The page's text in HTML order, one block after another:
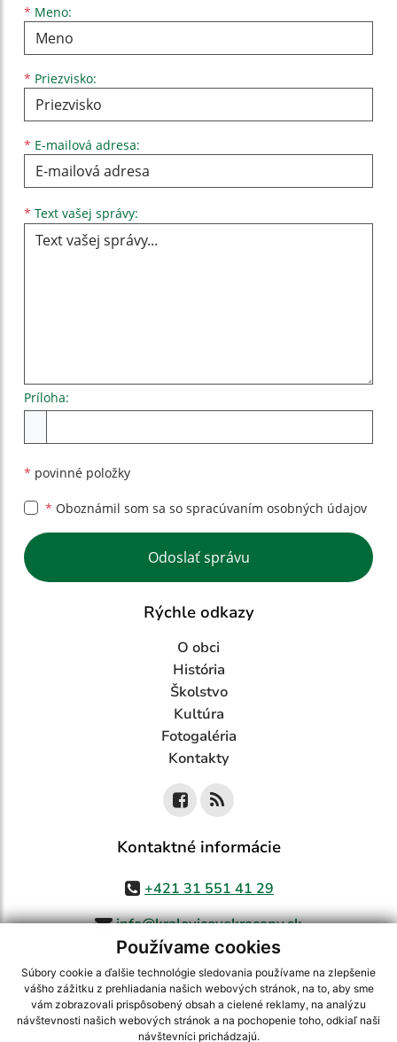
Používame cookies
Súbory cookie a ďalšie technológie sledovania používame na zlepšenie
vášho zážitku z prehliadania našich webových stránok, na to, aby sme
vám zobrazovali prispôsobený obsah a cielené reklamy, na analýzu
návštevnosti našich webových stránok a na pochopenie toho, odkiaľ naši
návštevníci prichádzajú.
* Meno:
Meno
* Priezvisko:
Priezvisko
* E-mailová adresa:
E-mailová adresa
* Text vašej správy:
Príloha:
* povinné položky
* Oboznámil som sa so spracúvaním osobných údajov
Google reCaptcha Response
Odoslať správu
Rýchle odkazy
O obci
História
Školstvo
Kultúra
Fotogaléria
Kontakty
Kontaktné informácie
+421 31 551 41 29
info@kralovicovekracany.sk
využite možnosť získavania aktuálnych informácií s využitím RSS
CMS systém (redakčný) systém ECHELON 2,Mapa stránok,web portál
webex.digital, s.r.o.,domény,registrácia domény